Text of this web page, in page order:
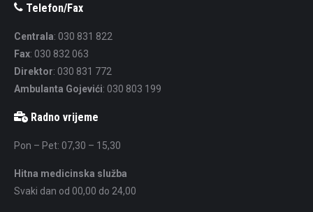
Telefon/Fax
Centrala: 030 831 822
Fax: 030 832 063
Direktor: 030 831 772
Ambulanta Gojevići: 030 803 199
Radno vrijeme
Pon – Pet: 07,30 – 15,30
Hitna medicinska služba
Svaki dan od 00,00 do 24,00